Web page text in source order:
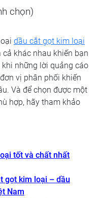
chọn)
dầu cắt gọt kim loại
khác nhau khiến bạn
những lời quảng cáo
vị phân phối khiến
Và để chọn được một
hợp, hãy tham khảo
tốt và chất nhất
gọt kim loại – dầu
Nam